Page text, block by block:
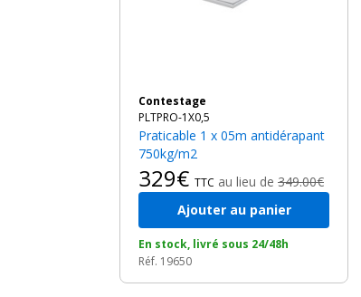
Contestage
PLTPRO-1X0,5
Praticable 1 x 05m antidérapant
750kg/m2
329€ TTC au lieu de 349.00€
Ajouter au panier
En stock, livré sous 24/48h
Réf. 19650